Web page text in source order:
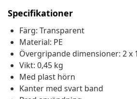
Specifikationer
Färg: Transparent
Material: PE
Övergripande dimensioner: 2 x
Vikt: 0,45 kg
Med plast hörn
Kanter med svart band